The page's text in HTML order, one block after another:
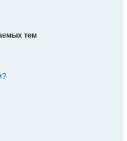
тем